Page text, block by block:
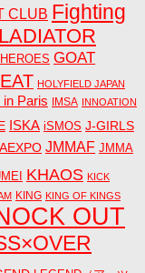
CLUB Fighting
GOAT
HOLYFIELD JAPAN
in Paris IMSA INNOATION
ISKA iSMOS J-GIRLS
JMMAF JMMA
KHAOS KICK
KING KING OF KINGS
OUT